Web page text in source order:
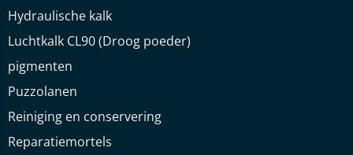
Hydraulische kalk
Luchtkalk CL90 (Droog poeder)
pigmenten
Puzzolanen
Reiniging en conservering
Reparatiemortels